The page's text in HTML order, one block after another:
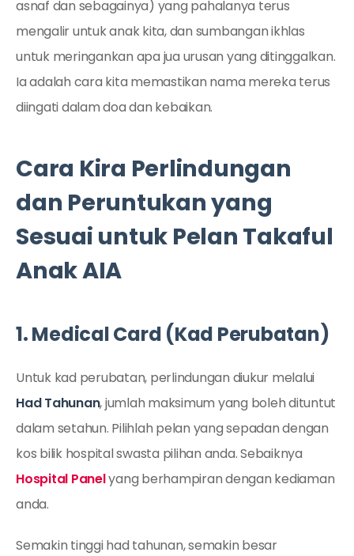
asnaf dan sebagainya) yang pahalanya terus
mengalir untuk anak kita, dan sumbangan ikhlas
untuk meringankan apa jua urusan yang ditinggalkan.
Ia adalah cara kita memastikan nama mereka terus
diingati dalam doa dan kebaikan.
Cara Kira Perlindungan
dan Peruntukan yang
Sesuai untuk Pelan Takaful
Anak AIA
1. Medical Card (Kad Perubatan)
Untuk kad perubatan, perlindungan diukur melalui
Had Tahunan, jumlah maksimum yang boleh dituntut
dalam setahun. Pilihlah pelan yang sepadan dengan
kos bilik hospital swasta pilihan anda. Sebaiknya
Hospital Panelyang berhampiran dengan kediaman
anda.
Semakin tinggi had tahunan, semakin besar